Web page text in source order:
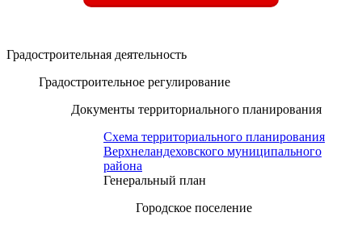
Градостроительная деятельность
Градостроительное регулирование
Документы территориального планирования
Схема территориального планирования
Верхнеландеховского муниципального
района
Генеральный план
Городское поселение